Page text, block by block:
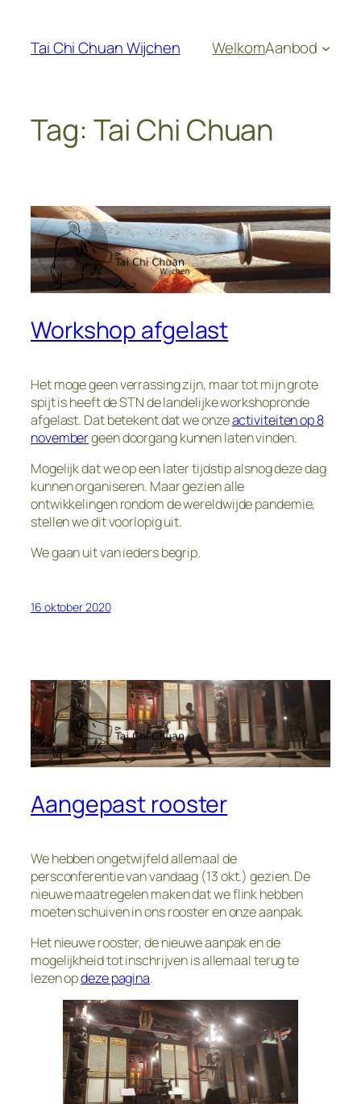
Tai Chi Chuan Wijchen WelkomAanbod
Tag: Tai Chi Chuan
Workshop afgelast
Het moge geen verrassing zijn, maar tot mijn grote
spijt is heeft de STN de landelijke workshopronde
afgelast. Dat betekent dat we onzeactiviteiten op 8
novembergeen doorgang kunnen laten vinden.
Mogelijk dat we op een later tijdstip alsnog deze dag
kunnen organiseren. Maar gezien alle
ontwikkelingen rondom de wereldwijde pandemie,
stellen we dit voorlopig uit.
We gaan uit van ieders begrip.
16 oktober 2020
Aangepast rooster
We hebben ongetwijfeld allemaal de
persconferentie van vandaag (13 okt.) gezien. De
nieuwe maatregelen maken dat we flink hebben
moeten schuiven in ons rooster en onze aanpak.
Het nieuwe rooster, de nieuwe aanpak en de
mogelijkheid tot inschrijven is allemaal terug te
lezen opdeze pagina.